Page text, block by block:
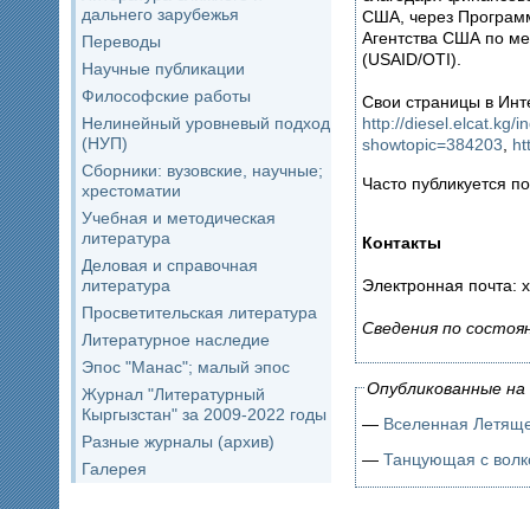
дальнего зарубежья
Переводы
Научные публикации
Философские работы
Нелинейный уровневый подход
(НУП)
Сборники: вузовские, научные;
хрестоматии
Учебная и методическая
литература
Деловая и справочная
литература
Просветительская литература
Литературное наследие
Эпос "Манас"; малый эпос
Журнал "Литературный
Кыргызстан" за 2009-2022 годы
Разные журналы (архив)
Галерея
США, через
Агентства США по
(USAID/OTI).
Свои страницы в
http://diesel.elcat.kg/
showtopic=384203,
Часто публикуется
Контакты
Электронная почта:
Сведения по
Опубликованные
— Вселенная
— Танцующая с